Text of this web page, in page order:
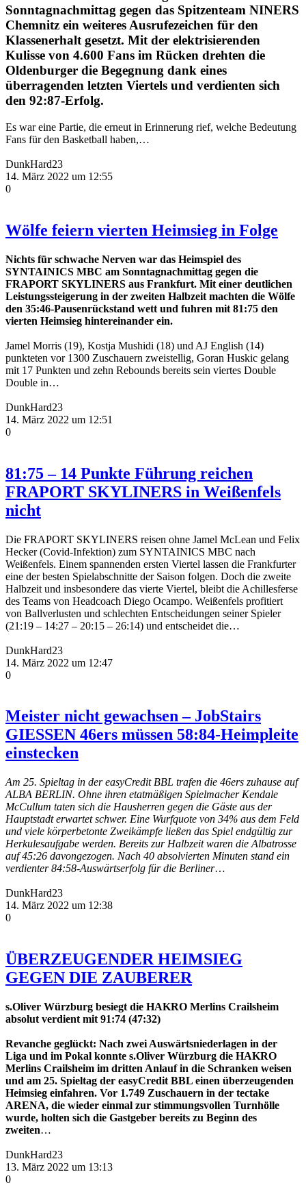
Sonntagnachmittag gegen das Spitzenteam NINERS
Chemnitz ein weiteres Ausrufezeichen für den
Klassenerhalt gesetzt. Mit der elektrisierenden
Kulisse von 4.600 Fans im Rücken drehten die
Oldenburger die Begegnung dank eines
überragenden letzten Viertels und verdienten sich
den 92:87-Erfolg.
Es war eine Partie, die erneut in Erinnerung rief, welche Bedeutung
Fans für den Basketball haben,…
DunkHard23
14. März 2022 um 12:55
0
Wölfe feiern vierten Heimsieg in Folge
Nichts für schwache Nerven war das Heimspiel des
SYNTAINICS MBC am Sonntagnachmittag gegen die
FRAPORT SKYLINERS aus Frankfurt. Mit einer deutlichen
Leistungssteigerung in der zweiten Halbzeit machten die Wölfe
den 35:46-Pausenrückstand wett und fuhren mit 81:75 den
vierten Heimsieg hintereinander ein.
Jamel Morris (19), Kostja Mushidi (18) und AJ English (14)
punkteten vor 1300 Zuschauern zweistellig, Goran Huskic gelang
mit 17 Punkten und zehn Rebounds bereits sein viertes Double
Double in…
DunkHard23
14. März 2022 um 12:51
0
81:75 – 14 Punkte Führung reichen
FRAPORT SKYLINERS in Weißenfels
nicht
Die FRAPORT SKYLINERS reisen ohne Jamel McLean und Felix
Hecker (Covid-Infektion) zum SYNTAINICS MBC nach
Weißenfels. Einem spannenden ersten Viertel lassen die Frankfurter
eine der besten Spielabschnitte der Saison folgen. Doch die zweite
Halbzeit und insbesondere das vierte Viertel, bleibt die Achillesferse
des Teams von Headcoach Diego Ocampo. Weißenfels profitiert
von Ballverlusten und schlechten Entscheidungen seiner Spieler
(21:19 – 14:27 – 20:15 – 26:14) und entscheidet die…
DunkHard23
14. März 2022 um 12:47
0
Meister nicht gewachsen – JobStairs
GIESSEN 46ers müssen 58:84-Heimpleite
einstecken
Am 25. Spieltag in der easyCredit BBL trafen die 46ers zuhause auf
ALBA BERLIN. Ohne ihren etatmäßigen Spielmacher Kendale
McCullum taten sich die Hausherren gegen die Gäste aus der
Hauptstadt erwartet schwer. Eine Wurfquote von 34% aus dem Feld
und viele körperbetonte Zweikämpfe ließen das Spiel endgültig zur
Herkulesaufgabe werden. Bereits zur Halbzeit waren die Albatrosse
auf 45:26 davongezogen. Nach 40 absolvierten Minuten stand ein
verdienter 84:58-Auswärtserfolg für die Berliner…
DunkHard23
14. März 2022 um 12:38
0
ÜBERZEUGENDER HEIMSIEG
GEGEN DIE ZAUBERER
s.Oliver Würzburg besiegt die HAKRO Merlins Crailsheim
absolut verdient mit 91:74 (47:32)
Revanche geglückt: Nach zwei Auswärtsniederlagen in der
Liga und im Pokal konnte s.Oliver Würzburg die HAKRO
Merlins Crailsheim im dritten Anlauf in die Schranken weisen
und am 25. Spieltag der easyCredit BBL einen überzeugenden
Heimsieg einfahren. Vor 1.749 Zuschauern in der tectake
ARENA, die wieder einmal zur stimmungsvollen Turnhölle
wurde, holten sich die Gastgeber bereits zu Beginn des
zweiten…
DunkHard23
13. März 2022 um 13:13
0